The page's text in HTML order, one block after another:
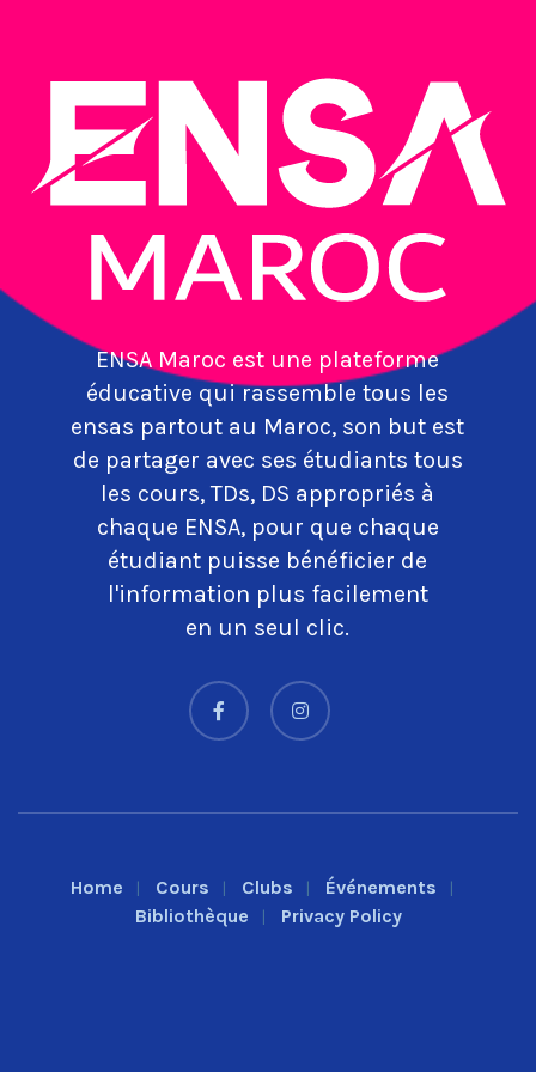
ENSA Maroc est une plateforme
éducative qui rassemble tous les
ensas partout au Maroc, son but est
de partager avec ses étudiants tous
les cours, TDs, DS appropriés à
chaque ENSA, pour que chaque
étudiant puisse bénéficier de
l'information plus facilement
en un seul clic.
Home Cours Clubs
Événements
Bibliothèque
Privacy Policy